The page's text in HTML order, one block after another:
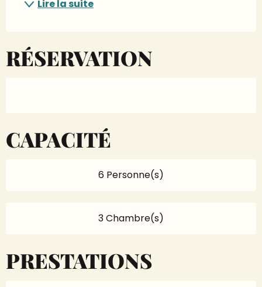
Lire la suite
RÉSERVATION
CAPACITÉ
6 Personne(s)
3 Chambre(s)
PRESTATIONS